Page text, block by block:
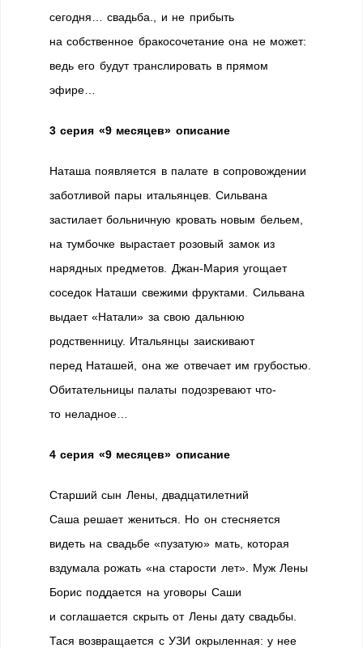
сегодня… свадьба., и не прибыть
на собственное бракосочетание она не может:
ведь его будут транслировать в прямом
эфире…
3 серия «9 месяцев» описание
Наташа появляется в палате в сопровождении
заботливой пары итальянцев. Сильвана
застилает больничную кровать новым бельем,
на тумбочке вырастает розовый замок из
нарядных предметов. Джан-Мария угощает
соседок Наташи свежими фруктами. Сильвана
выдает «Натали» за свою дальнюю
родственницу. Итальянцы заискивают
перед Наташей, она же отвечает им грубостью.
Обитательницы палаты подозревают что-
то неладное…
4 серия «9 месяцев» описание
Старший сын Лены, двадцатилетний
Саша решает жениться. Но он стесняется
видеть на свадьбе «пузатую» мать, которая
вздумала рожать «на старости лет». Муж Лены
Борис поддается на уговоры Саши
и соглашается скрыть от Лены дату свадьбы.
Тася возвращается с УЗИ окрыленная: у нее